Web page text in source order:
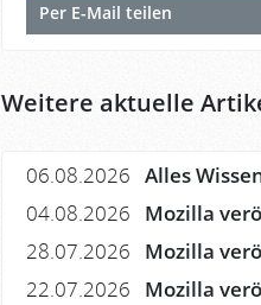
Per E-Mail teilen
Weitere aktuelle
06.08.2026 Alles
04.08.2026
Mozilla
28.07.2026
Mozilla
22.07.2026
Mozilla